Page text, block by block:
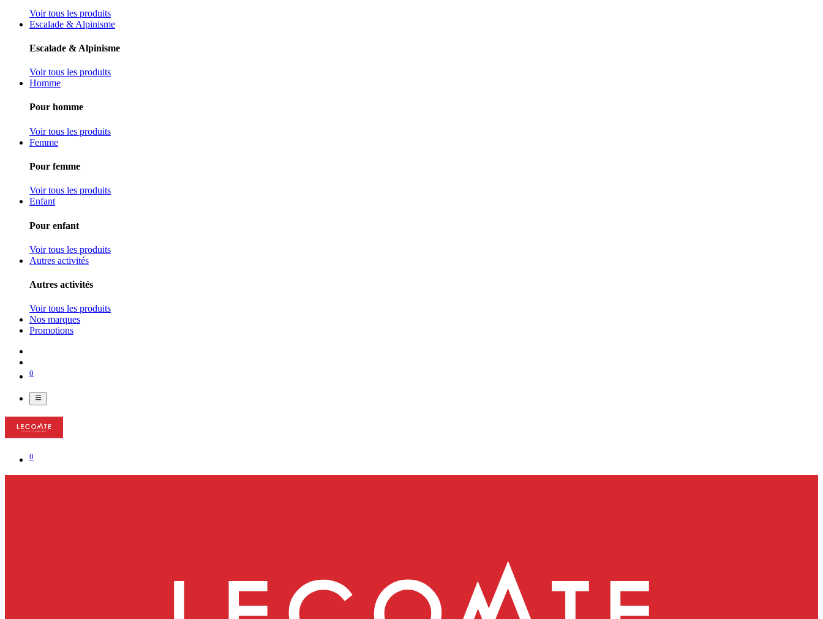
Voir tous les produits
Escalade & Alpinisme
Escalade & Alpinisme
Voir tous les produits
Homme
Pour homme
Voir tous les produits
Femme
Pour femme
Voir tous les produits
Enfant
Pour enfant
Voir tous les produits
Autres activités
Autres activités
Voir tous les produits
Nos marques
Promotions
0
0